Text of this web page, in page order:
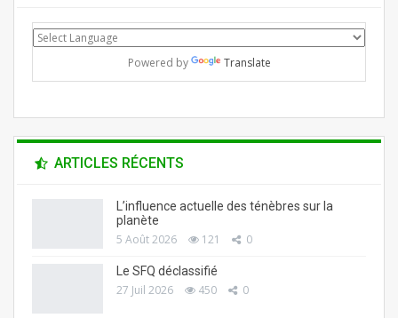
Powered by Translate
ARTICLES RÉCENTS
L’influence actuelle des ténèbres sur la
planète
5 Août 2026 121 0
Le SFQ déclassifié
27 Juil 2026 450 0